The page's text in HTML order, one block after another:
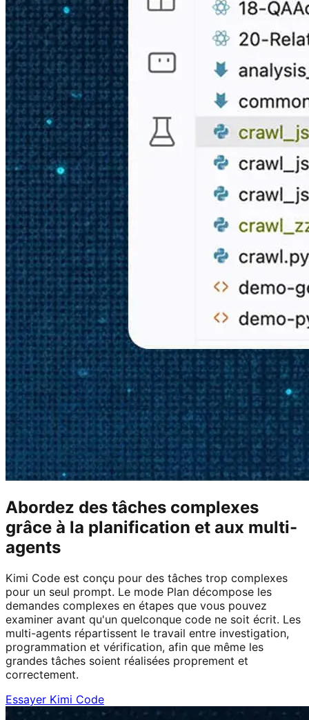
Abordez des tâches complexes
grâce à la planification et aux multi-
agents
Kimi Code est conçu pour des tâches trop complexes
pour un seul prompt. Le mode Plan décompose les
demandes complexes en étapes que vous pouvez
examiner avant qu'un quelconque code ne soit écrit. Les
multi-agents répartissent le travail entre investigation,
programmation et vérification, afin que même les
grandes tâches soient réalisées proprement et
correctement.
Essayer Kimi Code